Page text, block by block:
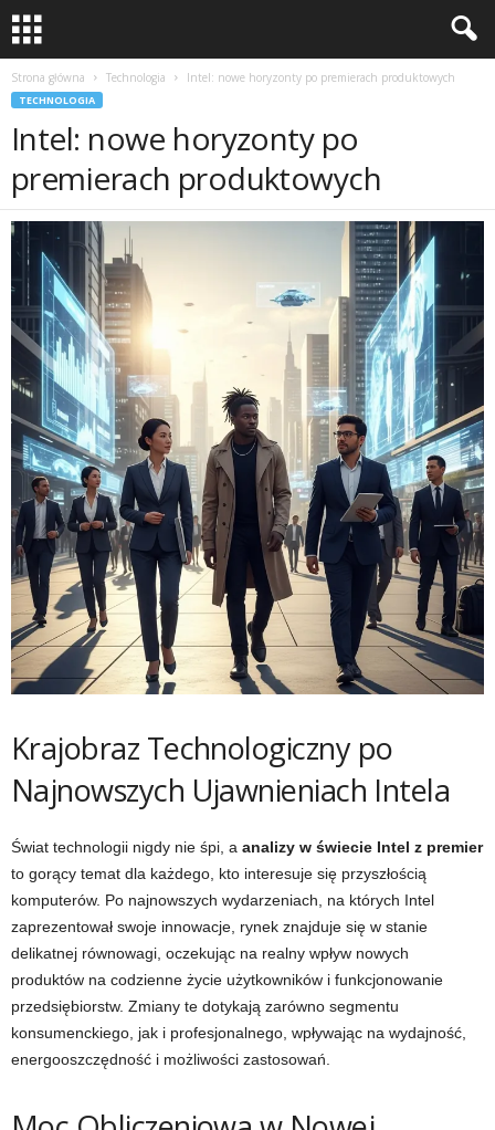
Strona główna Technologia Intel: nowe horyzonty po premierach produktowych
TECHNOLOGIA
Intel: nowe horyzonty po
premierach produktowych
Krajobraz Technologiczny po
Najnowszych Ujawnieniach Intela
Świat technologii nigdy nie śpi, a analizy w świecie Intel z premier
to gorący temat dla każdego, kto interesuje się przyszłością
komputerów. Po najnowszych wydarzeniach, na których Intel
zaprezentował swoje innowacje, rynek znajduje się w stanie
delikatnej równowagi, oczekując na realny wpływ nowych
produktów na codzienne życie użytkowników i funkcjonowanie
przedsiębiorstw. Zmiany te dotykają zarówno segmentu
konsumenckiego, jak i profesjonalnego, wpływając na wydajność,
energooszczędność i możliwości zastosowań.